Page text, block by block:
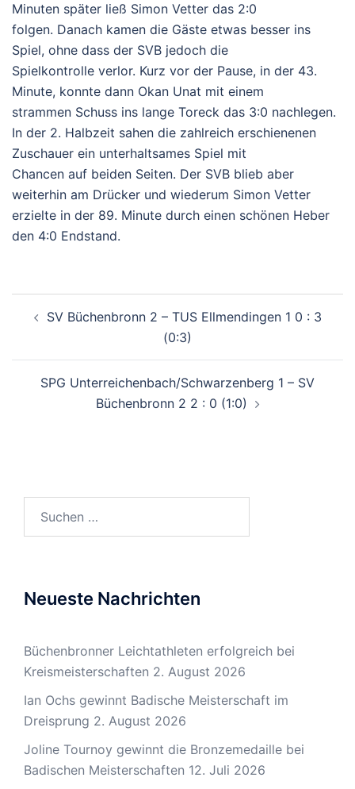
Minuten später ließ Simon Vetter das 2:0
folgen. Danach kamen die Gäste etwas besser ins
Spiel, ohne dass der SVB jedoch die
Spielkontrolle verlor. Kurz vor der Pause, in der 43.
Minute, konnte dann Okan Unat mit einem
strammen Schuss ins lange Toreck das 3:0 nachlegen.
In der 2. Halbzeit sahen die zahlreich erschienenen
Zuschauer ein unterhaltsames Spiel mit
Chancen auf beiden Seiten. Der SVB blieb aber
weiterhin am Drücker und wiederum Simon Vetter
erzielte in der 89. Minute durch einen schönen Heber
den 4:0 Endstand.
SV Büchenbronn 2 – TUS Ellmendingen 1 0 : 3
(0:3)
SPG Unterreichenbach/Schwarzenberg 1 – SV
Büchenbronn 2 2 : 0 (1:0)
Neueste Nachrichten
Büchenbronner Leichtathleten erfolgreich bei
Kreismeisterschaften 2. August 2026
Ian Ochs gewinnt Badische Meisterschaft im
Dreisprung 2. August 2026
Joline Tournoy gewinnt die Bronzemedaille bei
Badischen Meisterschaften 12. Juli 2026